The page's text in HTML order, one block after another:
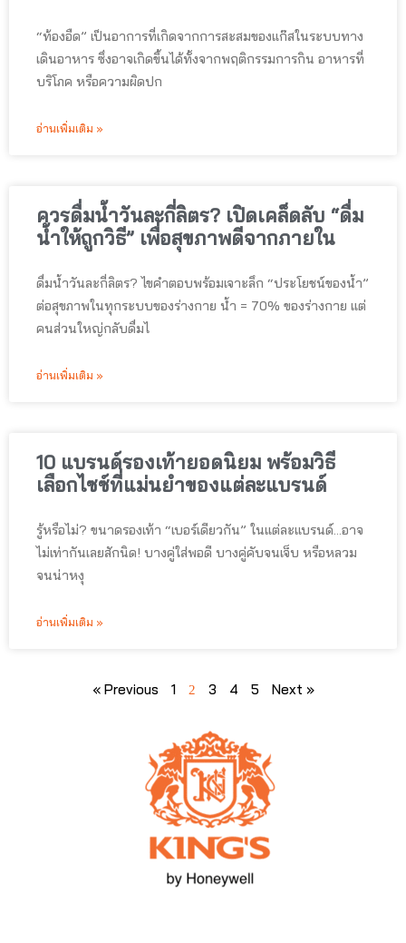
“ท้องอืด” เป็นอาการที่เกิดจากการสะสมของแก๊สในระบบทาง
เดินอาหาร ซึ่งอาจเกิดขึ้นได้ทั้งจากพฤติกรรมการกิน อาหารที่
บริโภค หรือความผิดปก
อ่านเพิ่มเติม »
ควรดื่มน้ำวันละกี่ลิตร? เปิดเคล็ดลับ “ดื่ม
น้ำให้ถูกวิธี” เพื่อสุขภาพดีจากภายใน
ดื่มน้ำวันละกี่ลิตร? ไขคำตอบพร้อมเจาะลึก “ประโยชน์ของน้ำ”
ต่อสุขภาพในทุกระบบของร่างกาย น้ำ = 70% ของร่างกาย แต่
คนส่วนใหญ่กลับดื่มไ
อ่านเพิ่มเติม »
10 แบรนด์รองเท้ายอดนิยม พร้อมวิธี
เลือกไซซ์ที่แม่นยำของแต่ละแบรนด์
รู้หรือไม่? ขนาดรองเท้า “เบอร์เดียวกัน” ในแต่ละแบรนด์…อาจ
ไม่เท่ากันเลยสักนิด! บางคู่ใส่พอดี บางคู่คับจนเจ็บ หรือหลวม
จนน่าหงุ
อ่านเพิ่มเติม »
« Previous 1 2 3 4 5 Next »